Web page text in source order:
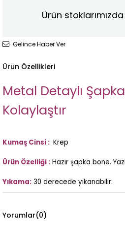
Ürün
Gelince Haber Ver
Ürün Özellikleri
Metal Detaylı
Kolaylaştır
Kumaş Cinsi : Krep
Ürün Özelliği : Hazır şapka bone.
Yıkama: 30 derecede yıkanabilir.
Yorumlar(0)